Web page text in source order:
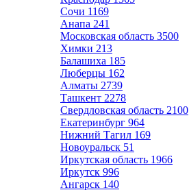
Сочи 1169
Анапа 241
Московская область 3500
Химки 213
Балашиха 185
Люберцы 162
Алматы 2739
Ташкент 2278
Свердловская область 2100
Екатеринбург 964
Нижний Тагил 169
Новоуральск 51
Иркутская область 1966
Иркутск 996
Ангарск 140